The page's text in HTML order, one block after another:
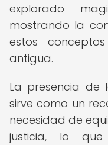
explorado
mostrando la
estos
antigua.
La presencia de
sirve como un
necesidad de
justicia, lo